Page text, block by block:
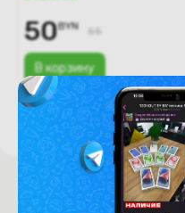
В корзину
50BYN